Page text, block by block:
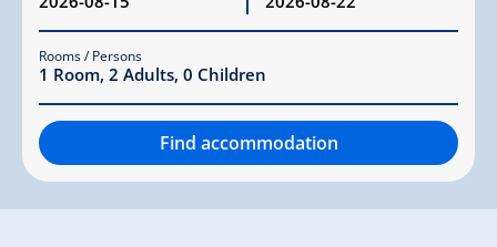
Rooms / Persons
1 Room, 2 Adults, 0 Children
Find accommodation